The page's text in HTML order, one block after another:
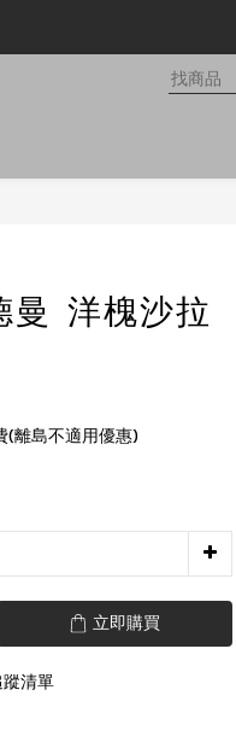
曼 洋槐沙拉
(離島不適用優惠)
立即購買
清單